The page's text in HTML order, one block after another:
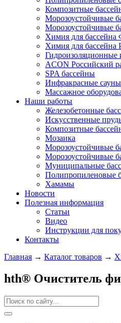
Композитные
Морозоустойчивые
Морозоустойчивые
Химия для бассейна
Химия для бассейна
Гидроизоляционные
ACON Российский
SPA бассейны
Инфракрасные сауны
Массажное
Наши работы
Железобетонные
Искусственные
Композитные
Мозаика
Морозоустойчивые
Морозоустойчивые
Муниципальные
Полипропиленовые
Хамамы
Новости
Полезная информация
Статьи
Видео
Инструкции для
Контакты
Главная → Каталог товаров →
hth® Очиститель